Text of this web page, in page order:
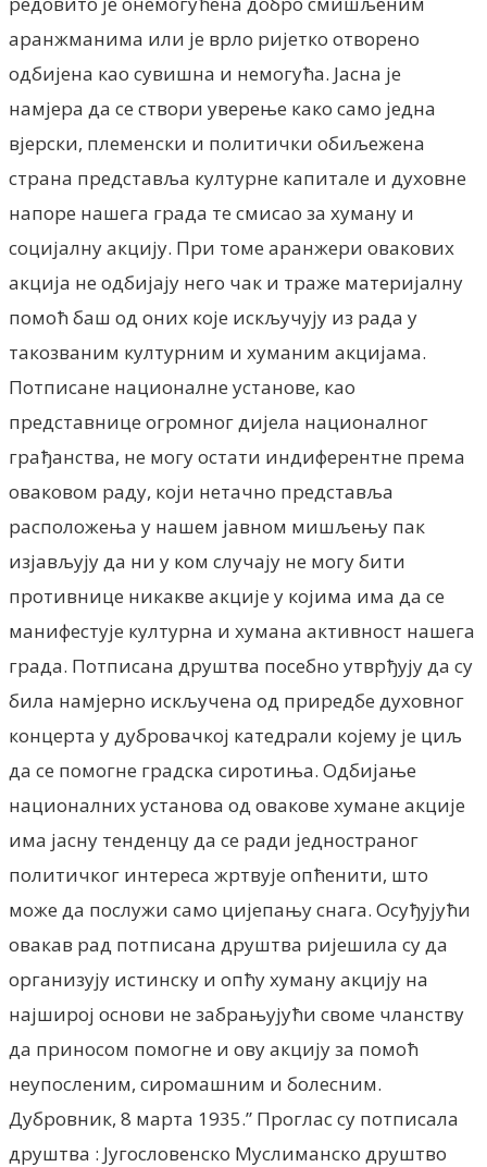
аранжманима или је врло ријетко отворено
одбијена као сувишна и немогућа. Јасна је
намјера да се створи уверење како само једна
вјерски, племенски и политички обиљежена
страна представља културне капитале и духовне
напоре нашега града те смисао за хуману и
социјалну акцију. При томе аранжери овакових
акција не одбијају него чак и траже материјалну
помоћ баш од оних које искључују из рада у
такозваним културним и хуманим акцијама.
Потписане националне установе, као
представнице огромног дијела националног
грађанства, не могу остати индиферентне према
оваковом раду, који нетачно представља
расположења у нашем јавном мишљењу пак
изјављују да ни у ком случају не могу бити
противнице никакве акције у којима има да се
манифестује културна и хумана активност нашега
града. Потписана друштва посебно утврђују да су
била намјерно искључена од приредбе духовног
концерта у дубровачкој катедрали којему је циљ
да се помогне градска сиротиња. Одбијање
националних установа од овакове хумане акције
има јасну тенденцу да се ради једностраног
политичког интереса жртвује опћенити, што
може да послужи само цијепању снага. Осуђујући
овакав рад потписана друштва ријешила су да
организују истинску и опћу хуману акцију на
најширој основи не забрањујући своме чланству
да приносом помогне и ову акцију за помоћ
неупосленим, сиромашним и болесним.
Дубровник, 8 марта 1935.” Проглас су потписала
друштва : Југословенско Муслиманско друштво